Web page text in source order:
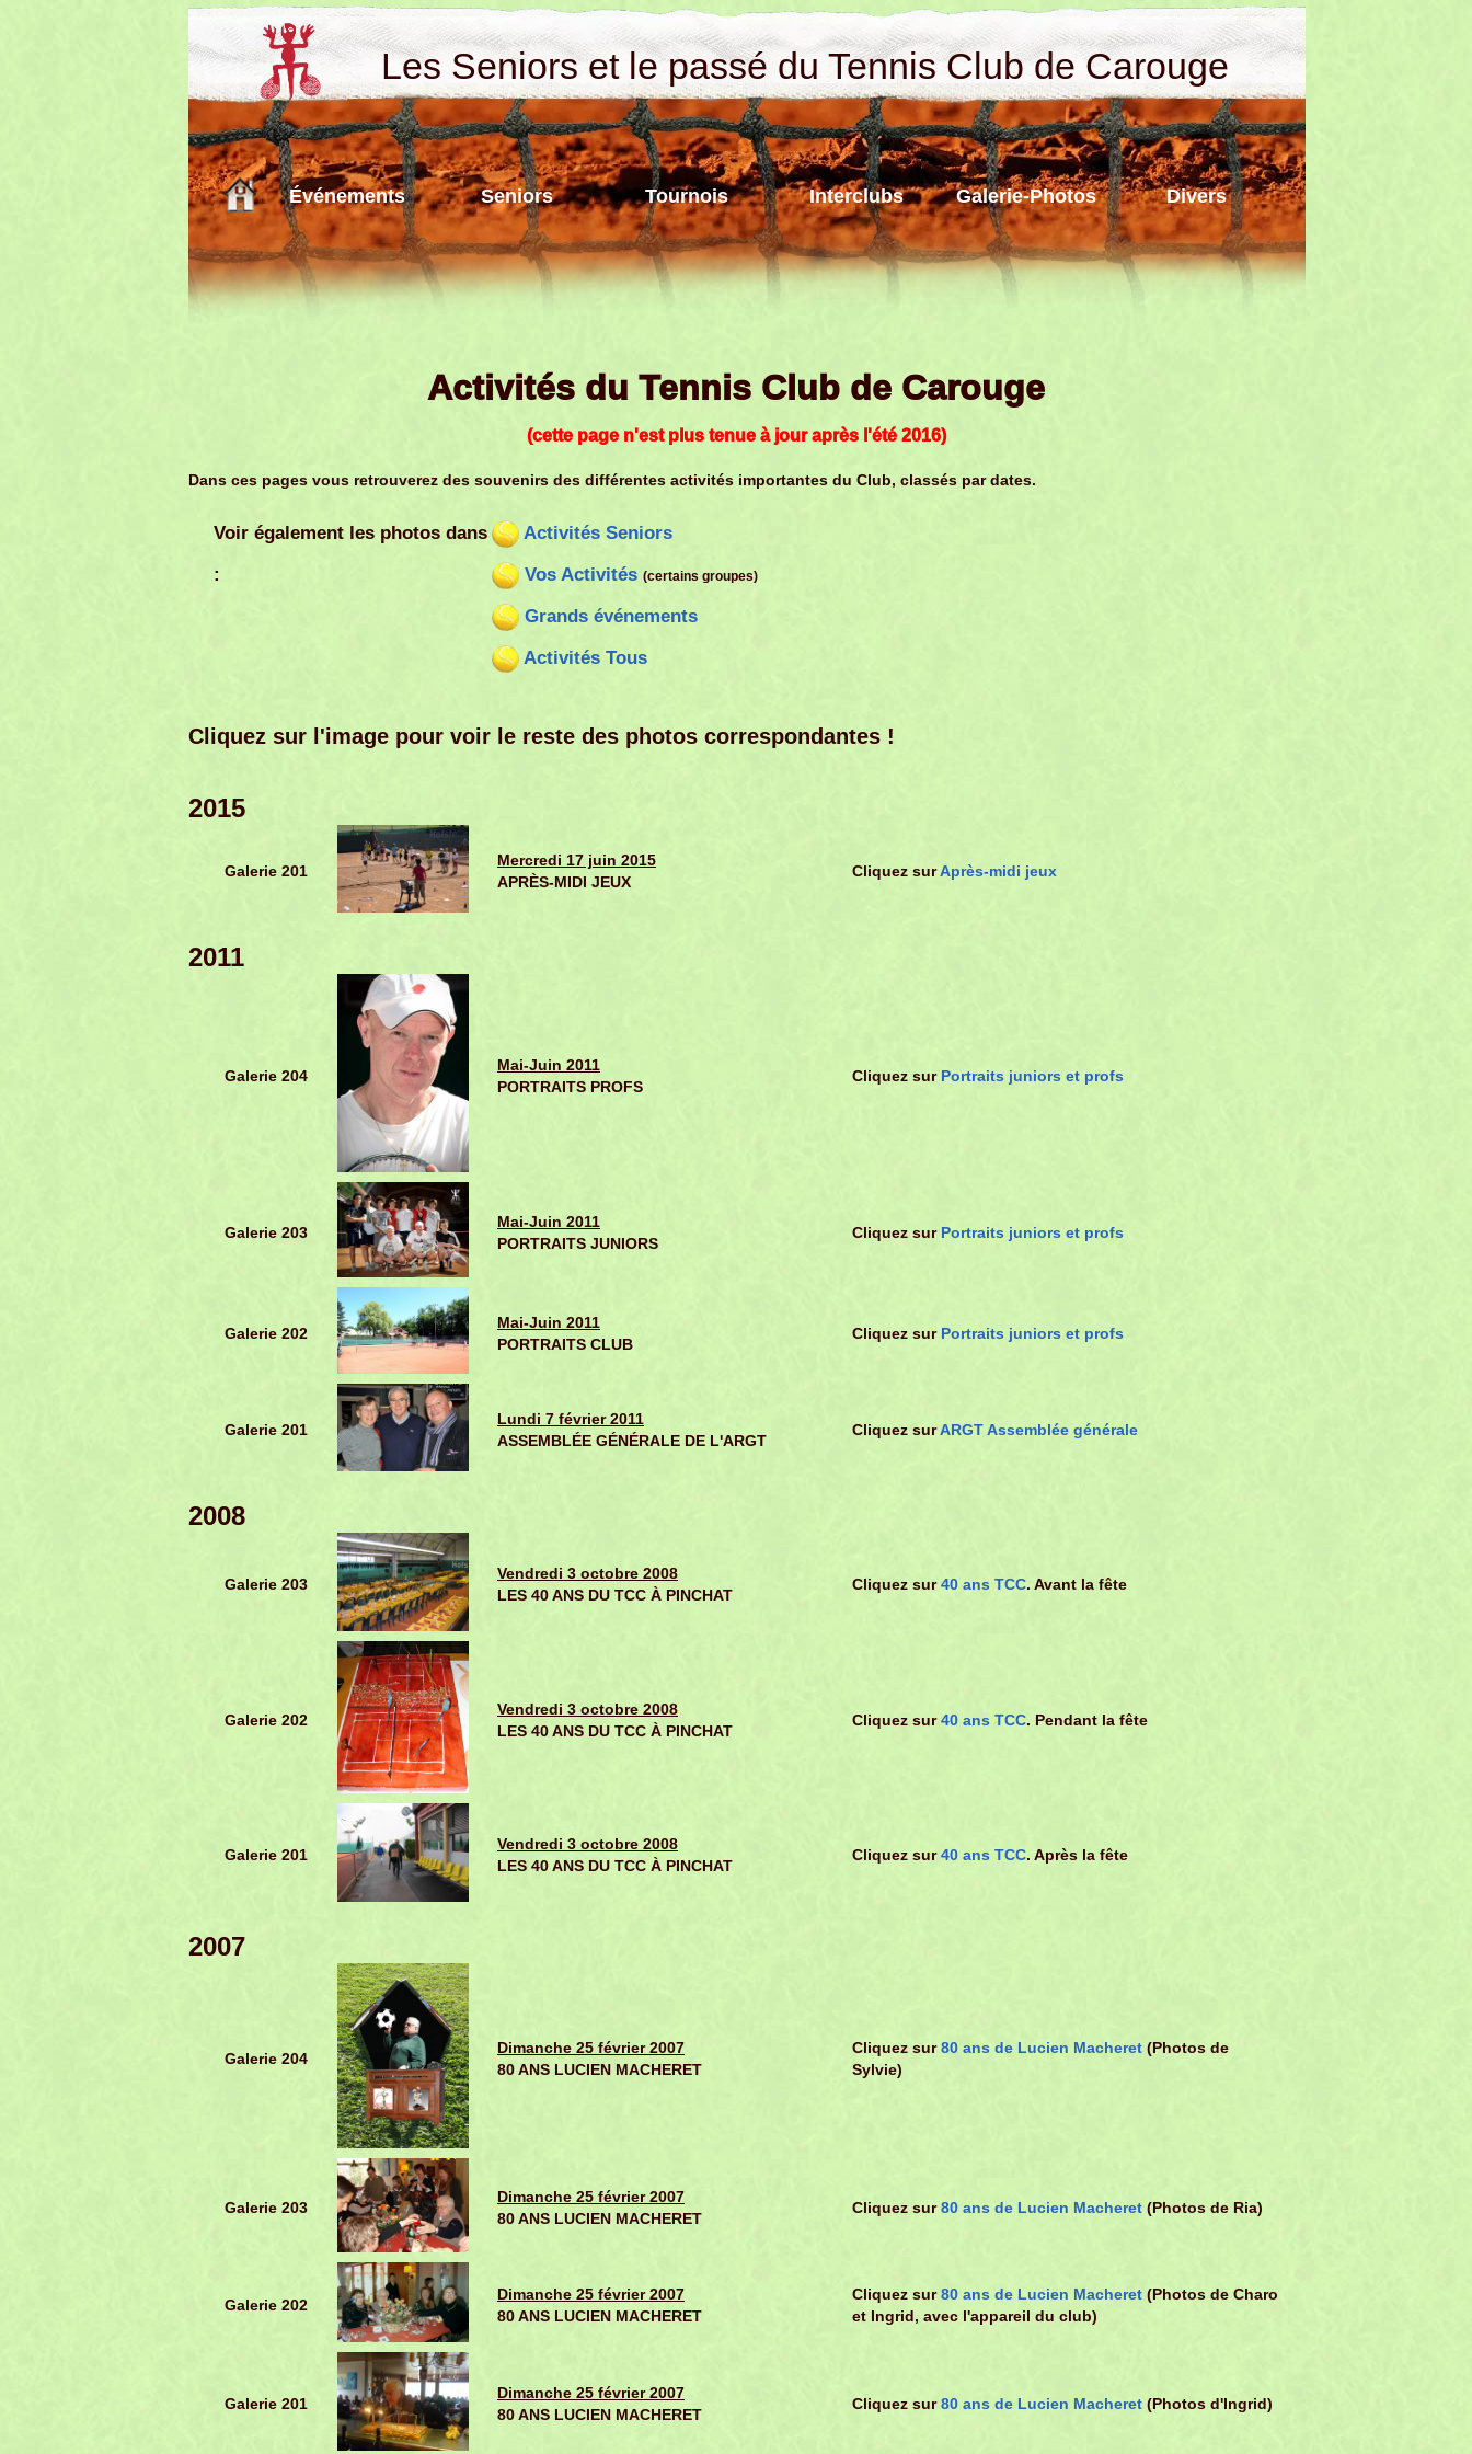
Les Seniors et le passé du Tennis Club de Carouge
Événements Seniors Tournois Interclubs Galerie-Photos Divers
Activités du Tennis Club de Carouge
(cette page n'est plus tenue à jour après l'été 2016)
Dans ces pages vous retrouverez des souvenirs des différentes activités importantes du Club, classés par dates.
Voir également les photos dans
:
Activités Seniors
Vos Activités (certains groupes)
Grands événements
Activités Tous
Cliquez sur l'image pour voir le reste des photos correspondantes !
2015
Galerie 201
Mercredi 17 juin 2015
APRÈS-MIDI JEUX
Cliquez surAprès-midi jeux
2011
Galerie 204
Mai-Juin 2011
PORTRAITS PROFS
Cliquez sur Portraits juniors et profs
Galerie 203
Mai-Juin 2011
PORTRAITS JUNIORS
Cliquez sur Portraits juniors et profs
Galerie 202
Mai-Juin 2011
PORTRAITS CLUB
Cliquez sur Portraits juniors et profs
Galerie 201
Lundi 7 février 2011
ASSEMBLÉE GÉNÉRALE DE L'ARGT
Cliquez surARGT Assemblée générale
2008
Galerie 203
Vendredi 3 octobre 2008
LES 40 ANS DU TCC À PINCHAT
Cliquez sur40 ans TCC. Avant la fête
Galerie 202
Vendredi 3 octobre 2008
LES 40 ANS DU TCC À PINCHAT
Cliquez sur40 ans TCC. Pendant la fête
Galerie 201
Vendredi 3 octobre 2008
LES 40 ANS DU TCC À PINCHAT
Cliquez sur40 ans TCC. Après la fête
2007
Galerie 204
Dimanche 25 février 2007
80 ANS LUCIEN MACHERET
Cliquez sur80 ans de Lucien Macheret (Photos de
Sylvie)
Galerie 203
Dimanche 25 février 2007
80 ANS LUCIEN MACHERET
Cliquez sur80 ans de Lucien Macheret (Photos de Ria)
Galerie 202
Dimanche 25 février 2007
80 ANS LUCIEN MACHERET
Cliquez sur80 ans de Lucien Macheret (Photos de Charo
et Ingrid, avec l'appareil du club)
Galerie 201
Dimanche 25 février 2007
80 ANS LUCIEN MACHERET
Cliquez sur80 ans de Lucien Macheret (Photos d'Ingrid)